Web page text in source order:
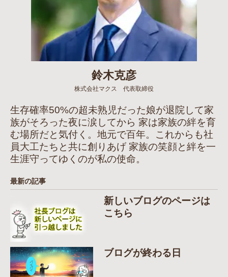
鈴木克彦
株式会社マクス 代表取締役
生存確率50%の超未熟児だった娘が退院して家
族がそろった夜に涙してから 家は家族の絆を育
む場所だと気付く。地元で百年。これからも社
員大工たちと共に創りあげ 家族の笑顔と絆を一
生涯守ってゆくのが私の使命。
最新の記事
新しいブログのページは
こちら
ブログが終わる日